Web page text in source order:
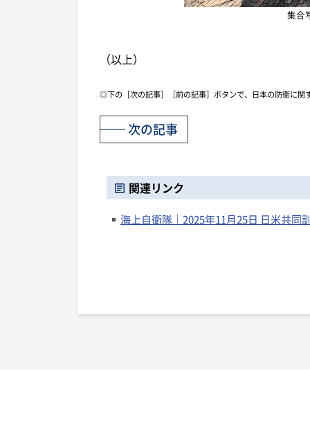
集合
（以上）
◎下の［次の記事］［前の記事］ボタンで、日本の防衛に関
次の記事
関連リンク
海上自衛隊｜2025年11月25日 日米共同